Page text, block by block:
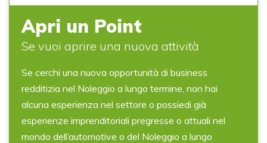
Apri un Point
Se vuoi aprire una nuova attività
Se cerchi una nuova opportunità di business
redditizia nel Noleggio a lungo termine, non hai
alcuna esperienza nel settore o possiedi già
esperienze imprenditoriali pregresse o attuali nel
mondo dell’automotive o del Noleggio a lungo